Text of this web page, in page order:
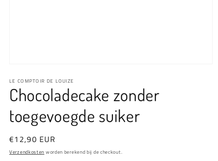
openen
in
modaal
LE COMPTOIR DE LOUIZE
Chocoladecake zonder
toegevoegde suiker
Normale
prijs
€12,90 EUR
Verzendkosten worden berekend bij de checkout.